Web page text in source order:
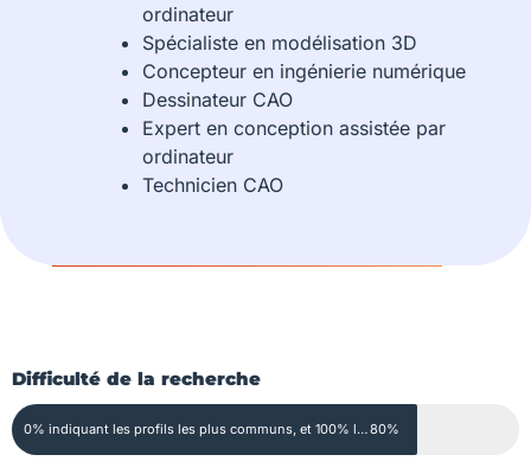
ordinateur
Spécialiste en modélisation 3D
Concepteur en ingénierie numérique
Dessinateur CAO
Expert en conception assistée par
ordinateur
Technicien CAO
Difficulté de la recherche
0% indiquant les profils les plus communs, et 100% les profils extrêmement rares80%